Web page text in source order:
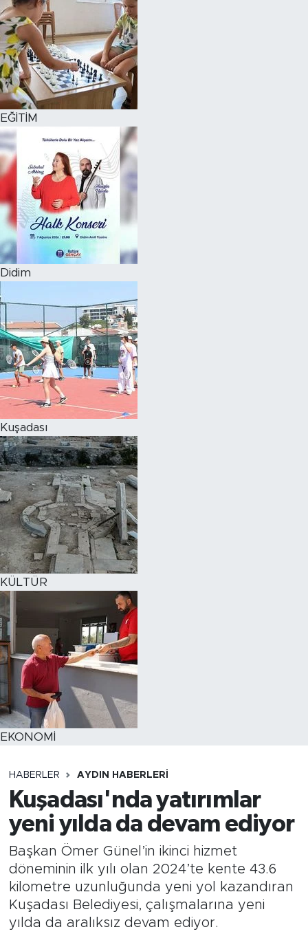
EĞİTİM
Didim
Kuşadası
KÜLTÜR
EKONOMİ
HABERLER AYDIN HABERLERI
Kuşadası'nda yatırımlar
yeni yılda da devam ediyor
Başkan Ömer Günel’in ikinci hizmet
döneminin ilk yılı olan 2024’te kente 43.6
kilometre uzunluğunda yeni yol kazandıran
Kuşadası Belediyesi, çalışmalarına yeni
yılda da aralıksız devam ediyor.